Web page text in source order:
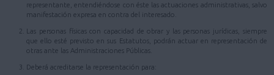
representante, entendiéndose con éste las actuaciones administrativas, salvo
manifestación expresa en contra del interesado.
Las personas físicas con capacidad de obrar y las personas jurídicas, siempre
que ello esté previsto en sus Estatutos, podrán actuar en representación de
otras ante las Administraciones Públicas.
Deberá acreditarse la representación para: